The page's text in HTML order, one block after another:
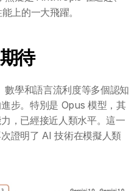
上的一大飛躍。
待
學和語言流利度等多個認知
步。特別是 Opus 模型，其
，已經接近人類水平。這一
證明了 AI 技術在模擬人類